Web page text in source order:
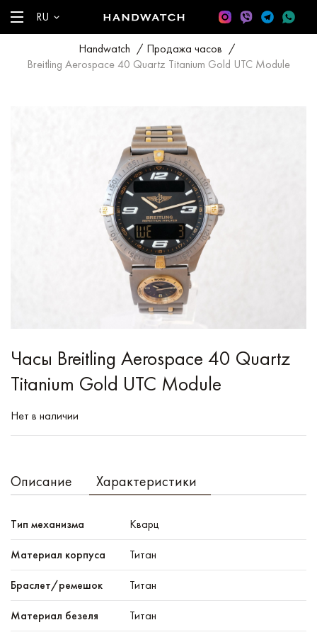
RU
Handwatch / Продажа часов /
Breitling Aerospace 40 Quartz Titanium Gold UTC Module
Часы Breitling Aerospace 40 Quartz
Titanium Gold UTC Module
Нет в наличии
Описание Характеристики
Тип механизма Кварц
Материал корпуса Титан
Браслет/ремешок Титан
Материал безеля Титан